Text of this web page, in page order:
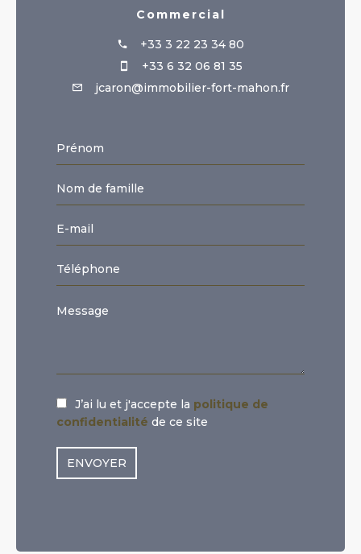
Commercial
+33 3 22 23 34 80
+33 6 32 06 81 35
jcaron@immobilier-fort-mahon.fr
J’ai lu et j'accepte la politique de
confidentialité de ce site
ENVOYER